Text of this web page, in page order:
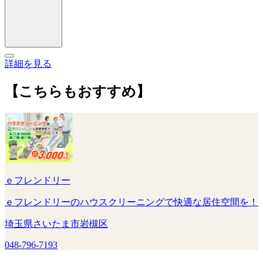
詳細を見る
【こちらもおすすめ】
ｅフレンドリー
ｅフレンドリーのハウスクリーニングで快適な居住空間を！
埼玉県さいたま市岩槻区
048-796-7193